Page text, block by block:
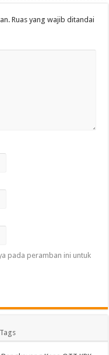
Ruas yang wajib ditandai
pada peramban ini untuk
Tags